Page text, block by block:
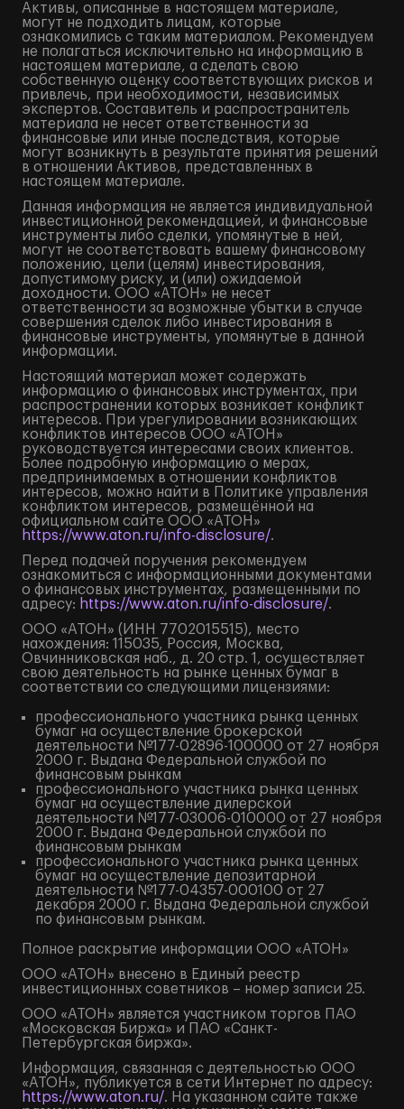
Активы, описанные в настоящем материале,
могут не подходить лицам, которые
ознакомились с таким материалом. Рекомендуем
не полагаться исключительно на информацию в
настоящем материале, а сделать свою
собственную оценку соответствующих рисков и
привлечь, при необходимости, независимых
экспертов. Составитель и распространитель
материала не несет ответственности за
финансовые или иные последствия, которые
могут возникнуть в результате принятия решений
в отношении Активов, представленных в
настоящем материале.
Данная информация не является индивидуальной
инвестиционной рекомендацией, и финансовые
инструменты либо сделки, упомянутые в ней,
могут не соответствовать вашему финансовому
положению, цели (целям) инвестирования,
допустимому риску, и (или) ожидаемой
доходности. ООО «АТОН» не несет
ответственности за возможные убытки в случае
совершения сделок либо инвестирования в
финансовые инструменты, упомянутые в данной
информации.
Настоящий материал может содержать
информацию о финансовых инструментах, при
распространении которых возникает конфликт
интересов. При урегулировании возникающих
конфликтов интересов ООО «АТОН»
руководствуется интересами своих клиентов.
Более подробную информацию о мерах,
предпринимаемых в отношении конфликтов
интересов, можно найти в Политике управления
конфликтом интересов, размещённой на
официальном сайте ООО «АТОН»
https://www.aton.ru/info-disclosure/.
Перед подачей поручения рекомендуем
ознакомиться с информационными документами
о финансовых инструментах, размещенными по
адресу: https://www.aton.ru/info-disclosure/.
ООО «АТОН» (ИНН 7702015515), место
нахождения: 115035, Россия, Москва,
Овчинниковская наб., д. 20 стр. 1, осуществляет
свою деятельность на рынке ценных бумаг в
соответствии со следующими лицензиями:
профессионального участника рынка ценных
бумаг на осуществление брокерской
деятельности №177-02896-100000 от 27 ноября
2000 г. Выдана Федеральной службой по
финансовым рынкам
профессионального участника рынка ценных
бумаг на осуществление дилерской
деятельности №177-03006-010000 от 27 ноября
2000 г. Выдана Федеральной службой по
финансовым рынкам
профессионального участника рынка ценных
бумаг на осуществление депозитарной
деятельности №177-04357-000100 от 27
декабря 2000 г. Выдана Федеральной службой
по финансовым рынкам.
Полное раскрытие информации ООО «АТОН»
ООО «АТОН» внесено в Единый реестр
инвестиционных советников – номер записи 25.
ООО «АТОН» является участником торгов ПАО
«Московская Биржа» и ПАО «Санкт-
Петербургская биржа».
Информация, связанная с деятельностью ООО
«АТОН», публикуется в сети Интернет по адресу:
https://www.aton.ru/. На указанном сайте также